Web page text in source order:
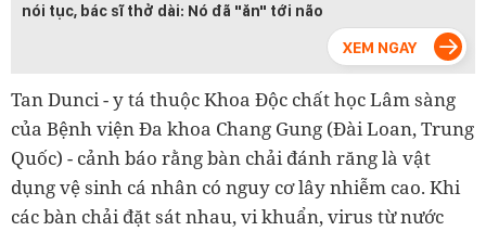
nói tục, bác sĩ thở dài: Nó đã "ăn" tới não
Tan Dunci - y tá thuộc Khoa Độc chất học Lâm sàng
của Bệnh viện Đa khoa Chang Gung (Đài Loan, Trung
Quốc) - cảnh báo rằng bàn chải đánh răng là vật
dụng vệ sinh cá nhân có nguy cơ lây nhiễm cao. Khi
các bàn chải đặt sát nhau, vi khuẩn, virus từ nước